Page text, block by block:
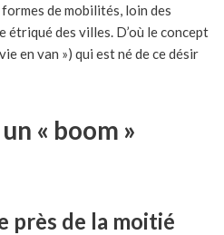
de mobilités, loin des
étriqué des villes. D’où le concept
en van ») qui est né de ce désir
« boom »
près de la moitié